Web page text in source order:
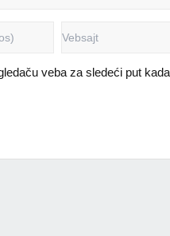
veba za sledeći put kada